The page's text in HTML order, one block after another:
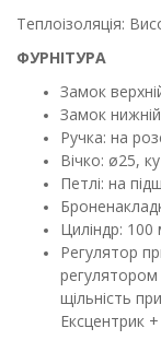
Теплоізоляція:
ФУРНІТУРА
Замок
Замок
Ручка: на
Вічко: ø25,
Петлі: на
Циліндр:
Регулятор
щільність
Ексцентрик +